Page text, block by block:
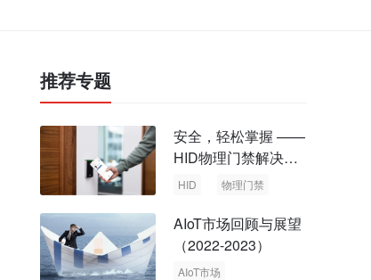
推荐专题
安全，轻松掌握 ——
HID物理门禁解决方
案，启动智慧安全新
HID 物理门禁
AIoT市场回顾与展望
（2022-2023）
AIoT市场